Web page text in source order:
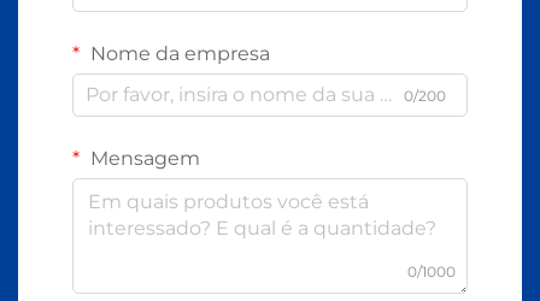
Nome da empresa
0/200
Mensagem
0/1000